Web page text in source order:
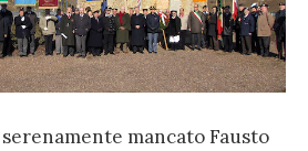
mancato Fausto